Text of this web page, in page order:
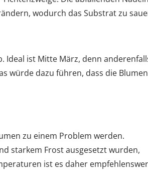
wodurch das Substrat zu
Ideal ist Mitte März, denn
würde dazu führen, dass die Blumen
zu einem Problem werden.
starkem Frost ausgesetzt wurden,
ist es daher